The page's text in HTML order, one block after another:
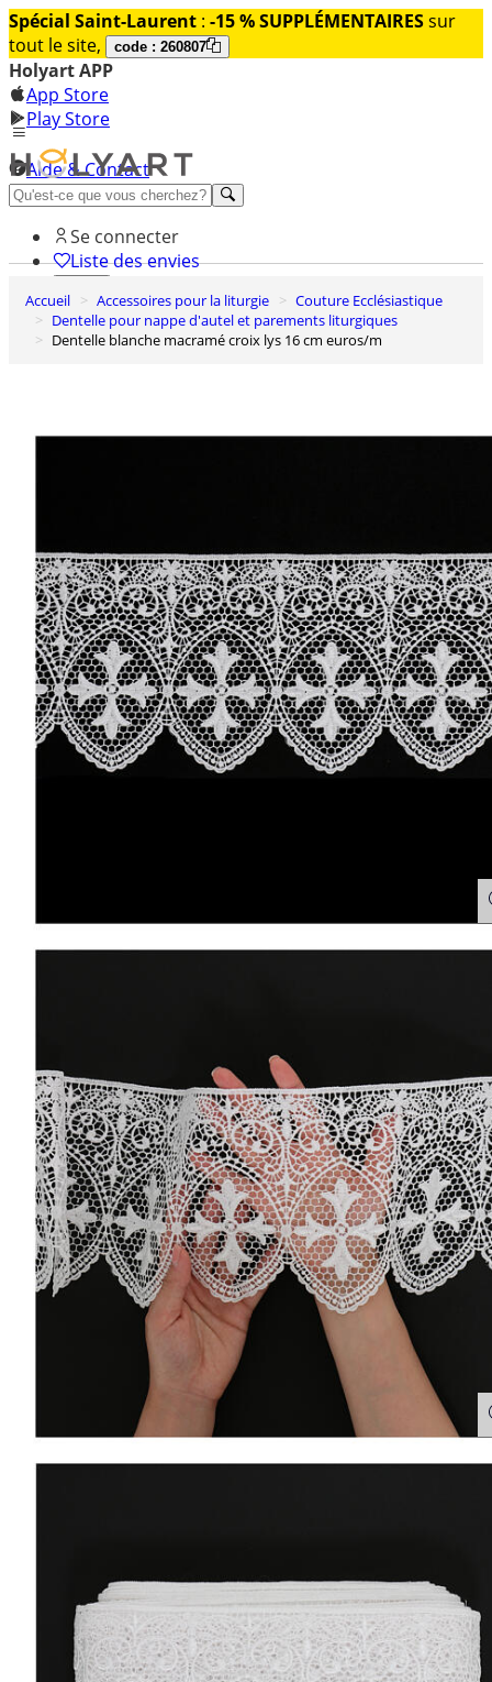
Spécial Saint-Laurent : -15 % SUPPLÉMENTAIRESsur
tout le site,
code : 260807
Holyart APP
App Store
Play Store
Aide & Contact
Découvrez Premium
Se connecter
Liste des envies
0
Panier
Accueil Accessoires pour la liturgie
Couture Ecclésiastique
Dentelle pour nappe d'autel et parements liturgiques
Dentelle blanche macramé croix lys 16 cm euros/m